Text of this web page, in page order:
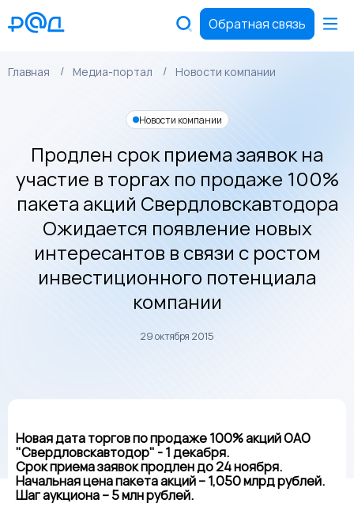
Обратная связь
Главная Медиа-портал Новости компании
Новости компании
Продлен срок приема заявок на
участие в торгах по продаже 100%
пакета акций Свердловскавтодора
Ожидается появление новых
интересантов в связи с ростом
инвестиционного потенциала
компании
29 октября 2015
Новая дата торгов по продаже 100% акций ОАО
"Свердловскавтодор" - 1 декабря.
Срок приема заявок продлен до 24 ноября.
Начальная цена пакета акций – 1,050 млрд рублей.
Шаг аукциона – 5 млн рублей.